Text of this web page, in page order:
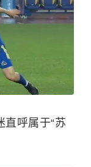
直呼属于“苏